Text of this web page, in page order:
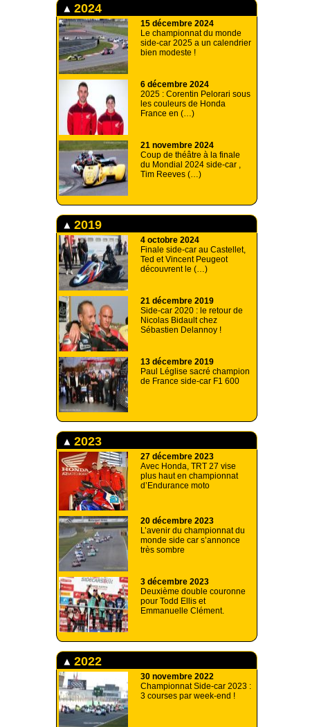
2024
15 décembre 2024
Le championnat du monde
side-car 2025 a un calendrier
bien modeste !
6 décembre 2024
2025 : Corentin Pelorari sous
les couleurs de Honda
France en (…)
21 novembre 2024
Coup de théâtre à la finale
du Mondial 2024 side-car ,
Tim Reeves (…)
2019
4 octobre 2024
Finale side-car au Castellet,
Ted et Vincent Peugeot
découvrent le (…)
21 décembre 2019
Side-car 2020 : le retour de
Nicolas Bidault chez
Sébastien Delannoy !
13 décembre 2019
Paul Léglise sacré champion
de France side-car F1 600
2023
27 décembre 2023
Avec Honda, TRT 27 vise
plus haut en championnat
d’Endurance moto
20 décembre 2023
L’avenir du championnat du
monde side car s’annonce
très sombre
3 décembre 2023
Deuxième double couronne
pour Todd Ellis et
Emmanuelle Clément.
2022
30 novembre 2022
Championnat Side-car 2023 :
3 courses par week-end !